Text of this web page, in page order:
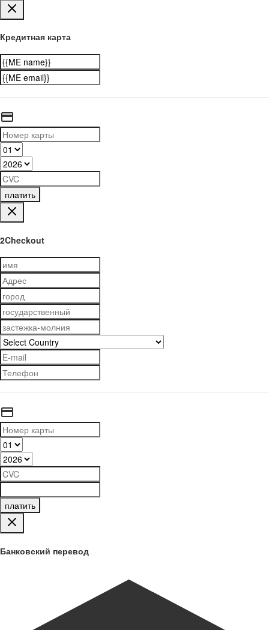
Кредитная карта
платить
2Checkout
платить
Банковский перевод